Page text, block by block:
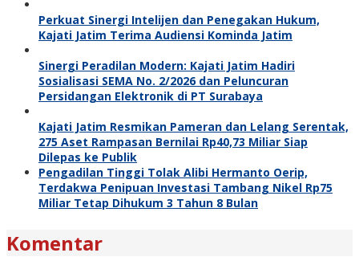
Perkuat Sinergi Intelijen dan Penegakan Hukum,
Kajati Jatim Terima Audiensi Kominda Jatim
Sinergi Peradilan Modern: Kajati Jatim Hadiri
Sosialisasi SEMA No. 2/2026 dan Peluncuran
Persidangan Elektronik di PT Surabaya
Kajati Jatim Resmikan Pameran dan Lelang Serentak,
275 Aset Rampasan Bernilai Rp40,73 Miliar Siap
Dilepas ke Publik
Pengadilan Tinggi Tolak Alibi Hermanto Oerip,
Terdakwa Penipuan Investasi Tambang Nikel Rp75
Miliar Tetap Dihukum 3 Tahun 8 Bulan
Komentar